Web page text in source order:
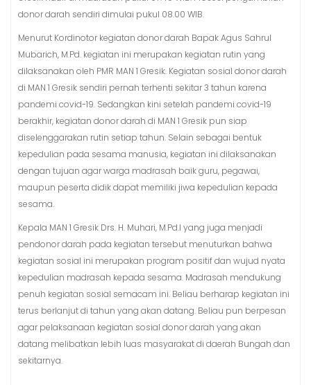
donor darah sendiri dimulai pukul 08.00 WIB.
Menurut Kordinotor kegiatan donor darah Bapak Agus Sahrul
Mubarich, M.Pd. kegiatan ini merupakan kegiatan rutin yang
dilaksanakan oleh PMR MAN 1 Gresik. Kegiatan sosial donor darah
di MAN 1 Gresik sendiri pernah terhenti sekitar 3 tahun karena
pandemi covid-19. Sedangkan kini setelah pandemi covid-19
berakhir, kegiatan donor darah di MAN 1 Gresik pun siap
diselenggarakan rutin setiap tahun. Selain sebagai bentuk
kepedulian pada sesama manusia, kegiatan ini dilaksanakan
dengan tujuan agar warga madrasah baik guru, pegawai,
maupun peserta didik dapat memiliki jiwa kepedulian kepada
sesama.
Kepala MAN 1 Gresik Drs. H. Muhari, M.Pd.I yang juga menjadi
pendonor darah pada kegiatan tersebut menuturkan bahwa
kegiatan sosial ini merupakan program positif dan wujud nyata
kepedulian madrasah kepada sesama. Madrasah mendukung
penuh kegiatan sosial semacam ini. Beliau berharap kegiatan ini
terus berlanjut di tahun yang akan datang. Beliau pun berpesan
agar pelaksanaan kegiatan sosial donor darah yang akan
datang melibatkan lebih luas masyarakat di daerah Bungah dan
sekitarnya.